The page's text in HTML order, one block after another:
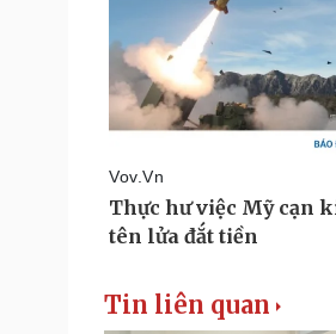
Tin liên quan